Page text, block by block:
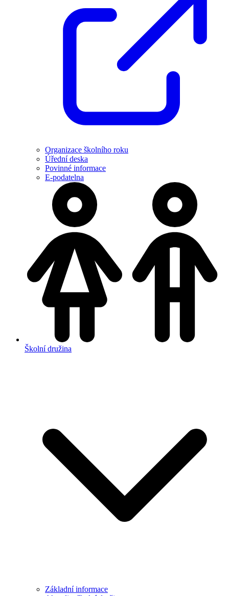
Organizace školního roku
Úřední deska
Povinné informace
E-podatelna
Školní družina
Základní informace